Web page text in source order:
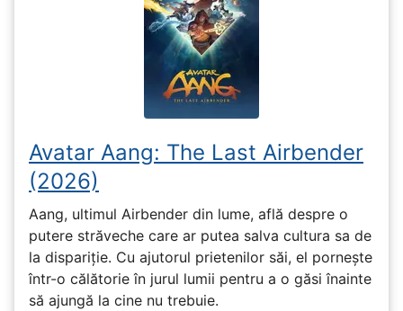
Avatar Aang: The Last Airbender
(2026)
Aang, ultimul Airbender din lume, află despre o
putere străveche care ar putea salva cultura sa de
la dispariție. Cu ajutorul prietenilor săi, el pornește
într-o călătorie în jurul lumii pentru a o găsi înainte
să ajungă la cine nu trebuie.